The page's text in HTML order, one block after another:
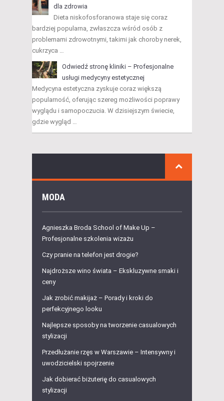
dla zdrowia
Dieta niskofosforanowa staje się coraz
bardziej popularna, zwłaszcza wśród osób z
problemami zdrowotnymi, takimi jak choroby nerek,
cukrzyca …
Odwiedź stronę kliniki – Profesjonalne
usługi medycyny estetycznej
Medycyna estetyczna zyskuje coraz większą
popularność, oferując szereg możliwości poprawy
wyglądu i samopoczucia. W dzisiejszym świecie,
gdzie wygląd …
MODA
Agnieszka Broda School of Make Up –
Profesjonalne szkolenia wizażu
Czy pranie na telefon jest drogie?
Najdroższe wino świata – Ekskluzywne smaki i
ceny
Jak zrobić makijaż – Porady i kroki do
perfekcyjnego looku
Najlepsze sposoby na tworzenie casualowych
stylizacji
Przedłużanie rzęs w Warszawie – Intensywny i
uwodzicielski spojrzenie
Jak dobierać biżuterię do casualowych
stylizacji